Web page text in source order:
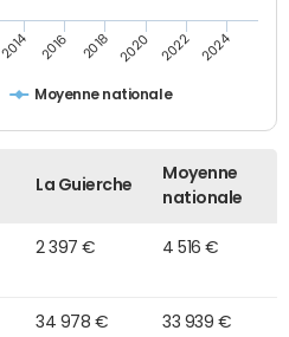
Moyenne nationale
2014 2016 2018 2020 2022 2024
La Guierche
Moyenne
nationale
2 397 € 4 516 €
34 978 € 33 939 €